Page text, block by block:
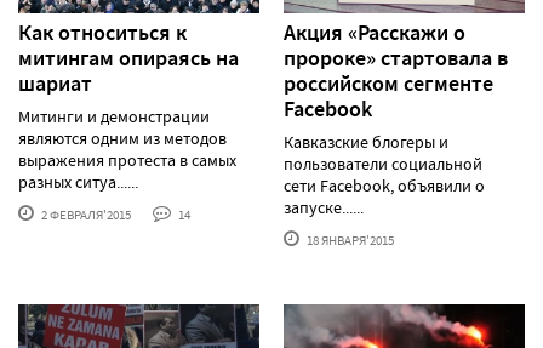
Как относиться к
митингам опираясь на
шариат
Митинги и демонстрации
являются одним из методов
выражения протеста в самых
разных ситуа......
2 ФЕВРАЛЯ'2015 14
Акция «Расскажи о
пророке» стартовала в
российском сегменте
Facebook
Кавказские блогеры и
пользователи социальной
сети Facebook, объявили о
запуске......
18 ЯНВАРЯ'2015